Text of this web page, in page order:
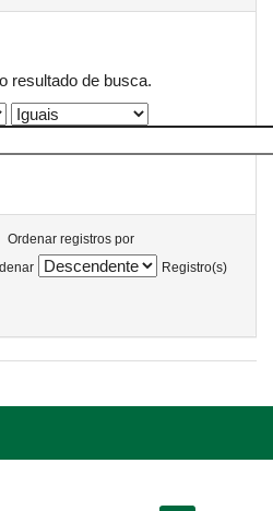
resultado de busca.
Ordenar registros por
Registro(s)